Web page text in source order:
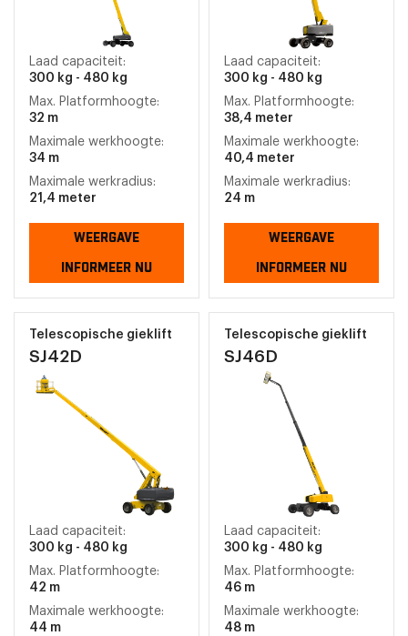
Laad capaciteit:
300 kg - 480 kg
Max. Platformhoogte:
32 m
Maximale werkhoogte:
34 m
Maximale werkradius:
21,4 meter
WEERGAVE
INFORMEER NU
Laad capaciteit:
300 kg - 480 kg
Max. Platformhoogte:
38,4 meter
Maximale werkhoogte:
40,4 meter
Maximale werkradius:
24 m
WEERGAVE
INFORMEER NU
Telescopische gieklift
SJ42D
Laad capaciteit:
300 kg - 480 kg
Max. Platformhoogte:
42 m
Maximale werkhoogte:
44 m
Telescopische gieklift
SJ46D
Laad capaciteit:
300 kg - 480 kg
Max. Platformhoogte:
46 m
Maximale werkhoogte:
48 m